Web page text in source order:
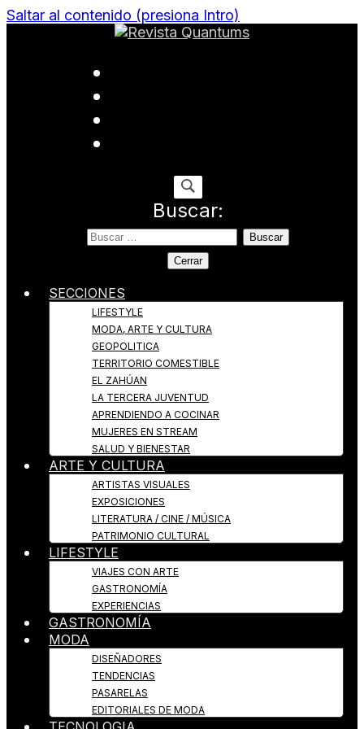
Saltar al contenido (presiona Intro)
Revista Quantums
Buscar:
Cerrar
SECCIONES
LIFESTYLE
MODA, ARTE Y CULTURA
GEOPOLITICA
TERRITORIO COMESTIBLE
EL ZAHÚAN
LA TERCERA JUVENTUD
APRENDIENDO A COCINAR
MUJERES EN STREAM
SALUD Y BIENESTAR
ARTE Y CULTURA
ARTISTAS VISUALES
EXPOSICIONES
LITERATURA / CINE / MÚSICA
PATRIMONIO CULTURAL
LIFESTYLE
VIAJES CON ARTE
GASTRONOMÍA
EXPERIENCIAS
GASTRONOMÍA
MODA
DISEÑADORES
TENDENCIAS
PASARELAS
EDITORIALES DE MODA